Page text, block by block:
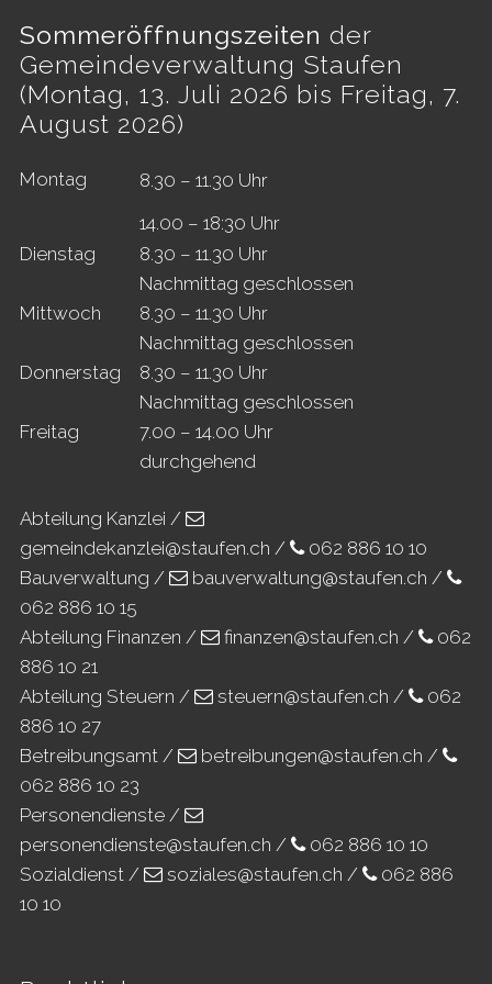
Sommeröffnungszeiten der
Gemeindeverwaltung Staufen
(Montag, 13. Juli 2026 bis Freitag, 7.
August 2026)
Montag
8.30 – 11.30 Uhr
14.00 – 18:30 Uhr
Dienstag
8.30 – 11.30 Uhr
Nachmittag geschlossen
Mittwoch
8.30 – 11.30 Uhr
Nachmittag geschlossen
Donnerstag
8.30 – 11.30 Uhr
Nachmittag geschlossen
Freitag
7.00 – 14.00 Uhr
durchgehend
Abteilung Kanzlei /
gemeindekanzlei@staufen.ch /
062 886 10 10
Bauverwaltung /
bauverwaltung@staufen.ch /
062 886 10 15
Abteilung Finanzen /
finanzen@staufen.ch /
062
886 10 21
Abteilung Steuern /
steuern@staufen.ch /
062
886 10 27
Betreibungsamt /
betreibungen@staufen.ch /
062 886 10 23
Personendienste /
personendienste@staufen.ch /
062 886 10 10
Sozialdienst /
soziales@staufen.ch /
062 886
10 10